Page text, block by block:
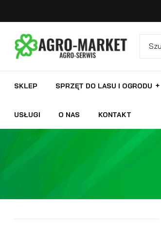
SKLEP SPRZĘT DO LASU I OGRODU
USŁUGI O NAS KONTAKT